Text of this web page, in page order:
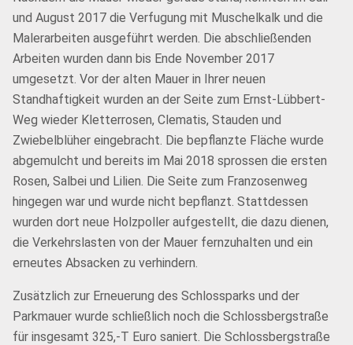
und August 2017 die Verfugung mit Muschelkalk und die
Malerarbeiten ausgeführt werden. Die abschließenden
Arbeiten wurden dann bis Ende November 2017
umgesetzt. Vor der alten Mauer in Ihrer neuen
Standhaftigkeit wurden an der Seite zum Ernst-Lübbert-
Weg wieder Kletterrosen, Clematis, Stauden und
Zwiebelblüher eingebracht. Die bepflanzte Fläche wurde
abgemulcht und bereits im Mai 2018 sprossen die ersten
Rosen, Salbei und Lilien. Die Seite zum Franzosenweg
hingegen war und wurde nicht bepflanzt. Stattdessen
wurden dort neue Holzpoller aufgestellt, die dazu dienen,
die Verkehrslasten von der Mauer fernzuhalten und ein
erneutes Absacken zu verhindern.
Zusätzlich zur Erneuerung des Schlossparks und der
Parkmauer wurde schließlich noch die Schlossbergstraße
für insgesamt 325,-T Euro saniert. Die Schlossbergstraße